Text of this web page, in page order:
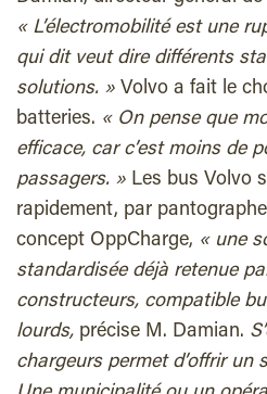
«L’électromobilité est une
qui dit veut dire différents
solutions. » Volvo a fait le
batteries. «On pense que
efficace, car c’est moins de
passagers. » Les bus Volvo
rapidement, par
concept OppCharge, «une
standardisée déjà retenue
constructeurs, compatible
lourds, précise M. Damian.
chargeurs permet d’offrir un